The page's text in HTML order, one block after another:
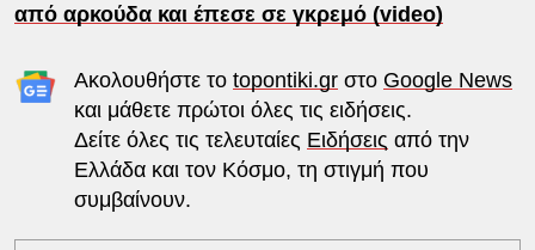
από αρκούδα και έπεσε σε γκρεμό (video)
Ακολουθήστε το topontiki.grστο Google News
και μάθετε πρώτοι όλες τις ειδήσεις.
Δείτε όλες τις τελευταίες Ειδήσεις από την
Ελλάδα και τον Κόσμο, τη στιγμή που
συμβαίνουν.